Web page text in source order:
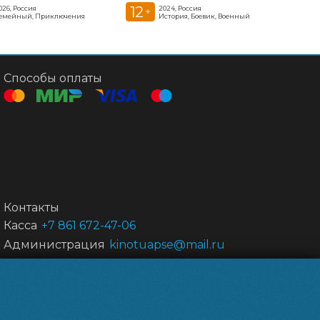
Россия
Приключения
12 +
2024, Россия
История, Боевик, Военный
Способы оплаты
Контакты
Касса +7 861 672-47-06
Администрация kinotuapse@mail.ru